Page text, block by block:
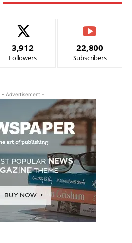
3,912
Followers
22,800
Subscribers
- Advertisement -